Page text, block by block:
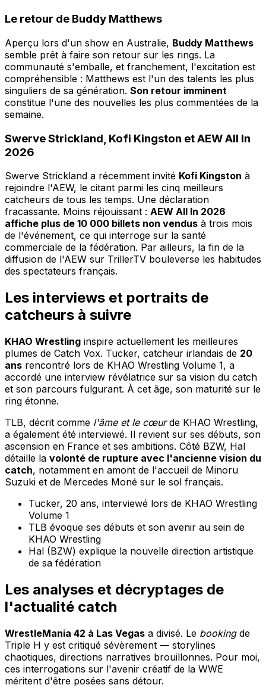
Le retour de Buddy Matthews
Aperçu lors d'un show en Australie, Buddy Matthews
semble prêt à faire son retour sur les rings. La
communauté s'emballe, et franchement, l'excitation est
compréhensible : Matthews est l'un des talents les plus
singuliers de sa génération. Son retour imminent
constitue l'une des nouvelles les plus commentées de la
semaine.
Swerve Strickland, Kofi Kingston et AEW All In
2026
Swerve Strickland a récemment invité Kofi Kingston à
rejoindre l'AEW, le citant parmi les cinq meilleurs
catcheurs de tous les temps. Une déclaration
fracassante. Moins réjouissant : AEW All In 2026
affiche plus de 10 000 billets non vendus à trois mois
de l'événement, ce qui interroge sur la santé
commerciale de la fédération. Par ailleurs, la fin de la
diffusion de l'AEW sur TrillerTV bouleverse les habitudes
des spectateurs français.
Les interviews et portraits de
catcheurs à suivre
KHAO Wrestling inspire actuellement les meilleures
plumes de Catch Vox. Tucker, catcheur irlandais de 20
ans rencontré lors de KHAO Wrestling Volume 1, a
accordé une interview révélatrice sur sa vision du catch
et son parcours fulgurant. À cet âge, son maturité sur le
ring étonne.
TLB, décrit comme l'âme et le cœurde KHAO Wrestling,
a également été interviewé. Il revient sur ses débuts, son
ascension en France et ses ambitions. Côté BZW, Hal
détaille la volonté de rupture avec l'ancienne vision du
catch, notamment en amont de l'accueil de Minoru
Suzuki et de Mercedes Moné sur le sol français.
Tucker, 20 ans, interviewé lors de KHAO Wrestling
Volume 1
TLB évoque ses débuts et son avenir au sein de
KHAO Wrestling
Hal (BZW) explique la nouvelle direction artistique
de sa fédération
Les analyses et décryptages de
l'actualité catch
WrestleMania 42 à Las Vegas a divisé. Le bookingde
Triple H y est critiqué sévèrement — storylines
chaotiques, directions narratives brouillonnes. Pour moi,
ces interrogations sur l'avenir créatif de la WWE
méritent d'être posées sans détour.